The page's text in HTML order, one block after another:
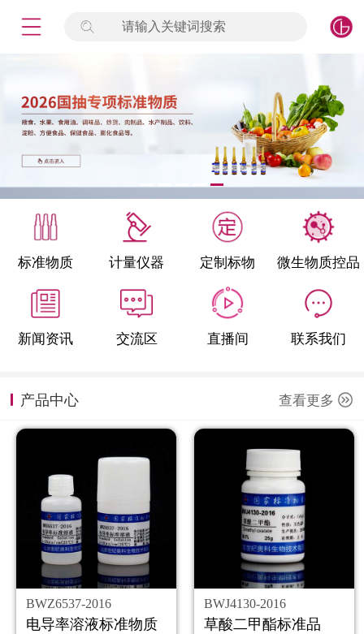
请输入关键词搜索
标准物质 计量仪器 定制标物 微生物质控品
新闻资讯 交流区 直播间 联系我们
产品中心 查看更多
BWZ6537-2016
电导率溶液标准物质
BWJ4130-2016
草酸二甲酯标准品
标准物质
产品专项
微生物检测/质控品
定制标物
定制仪器
新闻资讯
公司主页
购物车
会员中心
联系我们